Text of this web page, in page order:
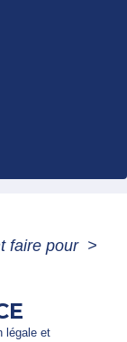
faire pour >
légale et